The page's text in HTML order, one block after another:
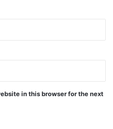
in this browser for the next